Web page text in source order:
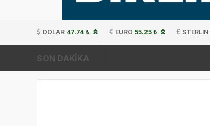
DOLAR 47.74 ₺ EURO 55.25 ₺ STERLIN
SON DAKİKA